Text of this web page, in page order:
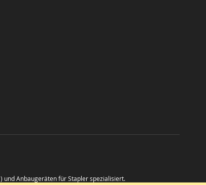
) und Anbaugeräten für Stapler spezialisiert.